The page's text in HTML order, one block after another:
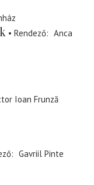
Rendező
Anca
Ioan Frunză
Gavriil Pinte